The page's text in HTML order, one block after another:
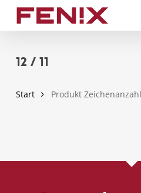
12 / 11
Start Produkt Zeichenanzahl